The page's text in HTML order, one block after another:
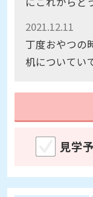
ました。
2021.12.11
丁度おやつの
机についてい
見学